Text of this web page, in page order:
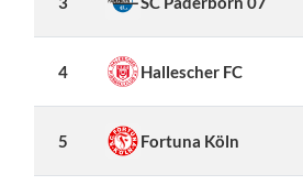
4 Hallescher FC
5 Fortuna Köln